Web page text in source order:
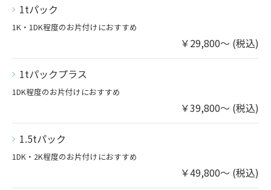
1tパック
1K・1DK程度のお片付けにおすすめ
￥29,800～ (税込)
1tパックプラス
1DK程度のお片付けにおすすめ
￥39,800～ (税込)
1.5tパック
1DK・2K程度のお片付けにおすすめ
￥49,800～ (税込)